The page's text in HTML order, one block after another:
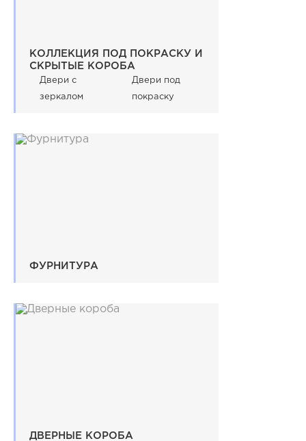
КОЛЛЕКЦИЯ ПОД ПОКРАСКУ И
СКРЫТЫЕ КОРОБА
Двери с
зеркалом
Двери под
покраску
ФУРНИТУРА
ДВЕРНЫЕ КОРОБА